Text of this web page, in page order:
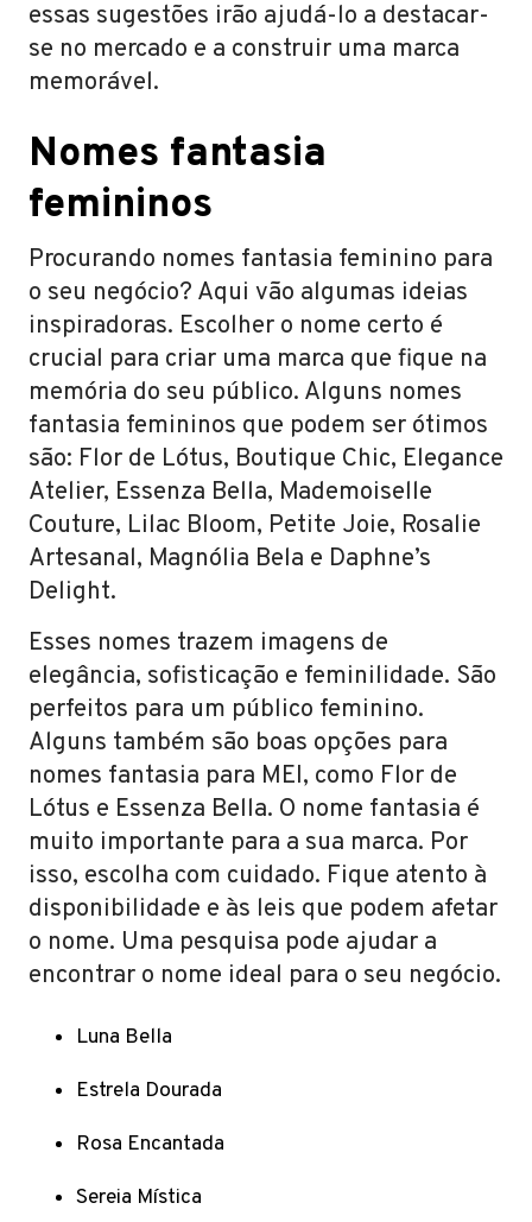
essas sugestões irão ajudá-lo a destacar-
se no mercado e a construir uma marca
memorável.
Nomes fantasia
femininos
Procurando nomes fantasia feminino para
o seu negócio? Aqui vão algumas ideias
inspiradoras. Escolher o nome certo é
crucial para criar uma marca que fique na
memória do seu público. Alguns nomes
fantasia femininos que podem ser ótimos
são: Flor de Lótus, Boutique Chic, Elegance
Atelier, Essenza Bella, Mademoiselle
Couture, Lilac Bloom, Petite Joie, Rosalie
Artesanal, Magnólia Bela e Daphne’s
Delight.
Esses nomes trazem imagens de
elegância, sofisticação e feminilidade. São
perfeitos para um público feminino.
Alguns também são boas opções para
nomes fantasia para MEI, como Flor de
Lótus e Essenza Bella. O nome fantasia é
muito importante para a sua marca. Por
isso, escolha com cuidado. Fique atento à
disponibilidade e às leis que podem afetar
o nome. Uma pesquisa pode ajudar a
encontrar o nome ideal para o seu negócio.
Luna Bella
Estrela Dourada
Rosa Encantada
Sereia Mística